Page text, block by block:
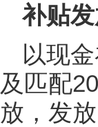
补贴
以现
及匹配
放，发